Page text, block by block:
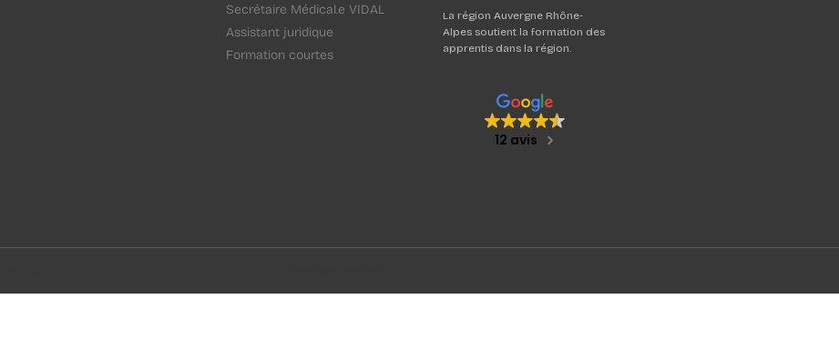
Secrétaire Médical.e VIDAL
Assistant juridique
Formation courtes
La région Auvergne Rhône-
Alpes soutient la formation des
apprentis dans la région.
12 avis